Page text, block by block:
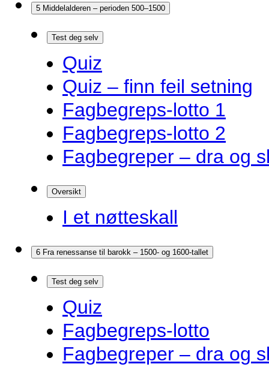
5 Middelalderen – perioden 500–1500
Test deg selv
Quiz
Quiz – finn feil setning
Fagbegreps-lotto 1
Fagbegreps-lotto 2
Fagbegreper – dra og
Oversikt
I et nøtteskall
6 Fra renessanse til barokk – 1500- og 1600-tallet
Test deg selv
Quiz
Fagbegreps-lotto
Fagbegreper – dra og